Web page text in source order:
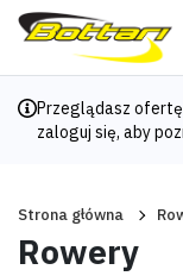
Przeglądasz
zaloguj się, aby
Strona główna
Rowery